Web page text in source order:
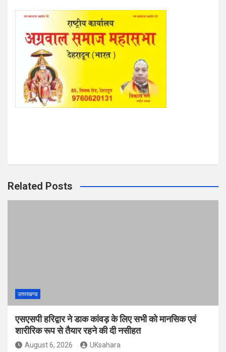
Related Posts
उत्तराखण्ड
एसएसपी हरिद्वार ने डाक कांवड़ के लिए सभी को मानसिक एवं
शारीरिक रूप से तैयार रहने की दी नसीहत
August 6, 2026 UKsahara